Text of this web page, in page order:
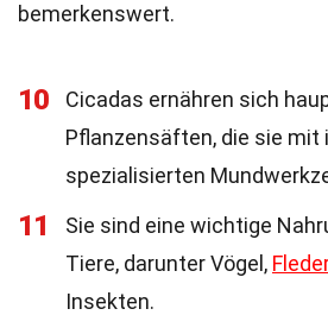
bemerkenswert.
10
Cicadas ernähren sich
Pflanzensäften, die sie mit
spezialisierten
11
Sie sind eine wichtige
Tiere, darunter Vögel,
Insekten.